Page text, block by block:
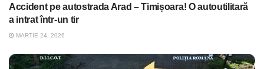
Accident pe autostrada Arad – Timișoara! O autoutilitară
a intrat într-un tir
MARTIE 24, 2026